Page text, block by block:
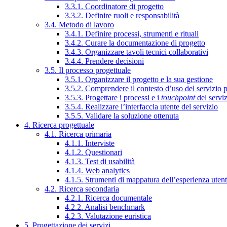
3.3.1. Coordinatore di progetto
3.3.2. Definire ruoli e responsabilità
3.4. Metodo di lavoro
3.4.1. Definire processi, strumenti e rituali
3.4.2. Curare la documentazione di progetto
3.4.3. Organizzare tavoli tecnici collaborativi
3.4.4. Prendere decisioni
3.5. Il processo progettuale
3.5.1. Organizzare il progetto e la sua gestione
3.5.2. Comprendere il contesto d’uso del servizio
3.5.3. Progettare i processi e i touchpointdel
3.5.4. Realizzare l’interfaccia utente del servizio
3.5.5. Validare la soluzione ottenuta
4. Ricerca progettuale
4.1. Ricerca primaria
4.1.1. Interviste
4.1.2. Questionari
4.1.3. Test di usabilità
4.1.4. Web analytics
4.1.5. Strumenti di mappatura dell’esperienza
4.2. Ricerca secondaria
4.2.1. Ricerca documentale
4.2.2. Analisi benchmark
4.2.3. Valutazione euristica
5. Progettazione dei servizi